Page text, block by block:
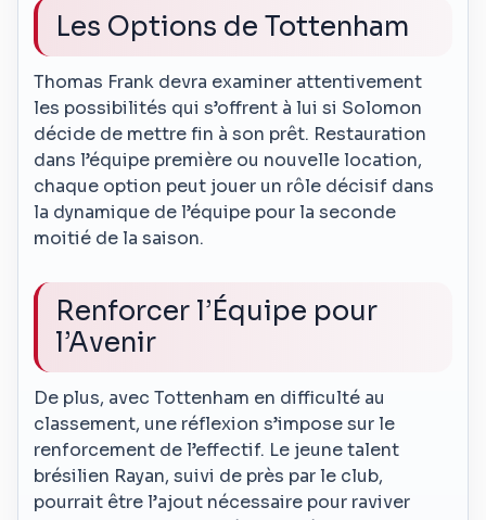
Les Options de Tottenham
Thomas Frank devra examiner attentivement
les possibilités qui s’offrent à lui si Solomon
décide de mettre fin à son prêt. Restauration
dans l’équipe première ou nouvelle location,
chaque option peut jouer un rôle décisif dans
la dynamique de l’équipe pour la seconde
moitié de la saison.
Renforcer l’Équipe pour
l’Avenir
De plus, avec Tottenham en difficulté au
classement, une réflexion s’impose sur le
renforcement de l’effectif. Le jeune talent
brésilien Rayan, suivi de près par le club,
pourrait être l’ajout nécessaire pour raviver